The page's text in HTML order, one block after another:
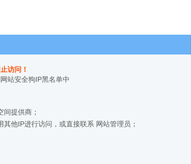
访问！
站安全狗IP黑名单中
间提供商；
其他IP进行访问，或直接联系 网站管理员；